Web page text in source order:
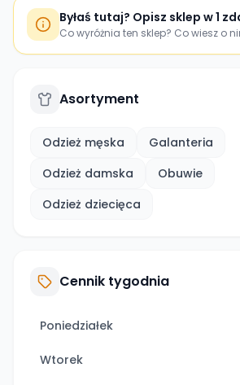
Byłaś tutaj? Opisz sklep w 1
Co wyróżnia ten sklep? Co wiesz o
Asortyment
Odzież męska
Galanteria
Odzież damska
Obuwie
Odzież dziecięca
Cennik tygodnia
Poniedziałek
Wtorek